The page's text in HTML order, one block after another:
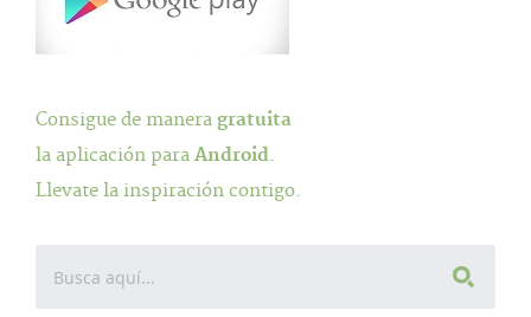
Consigue de manera gratuita
la aplicación para Android.
Llevate la inspiración contigo.